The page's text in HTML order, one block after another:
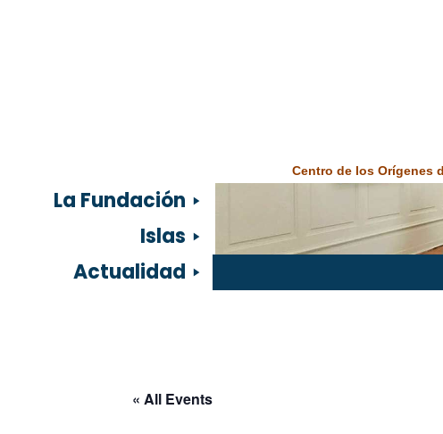
Centro de los Orígenes
La Fundación
Islas
Actualidad
« All Events